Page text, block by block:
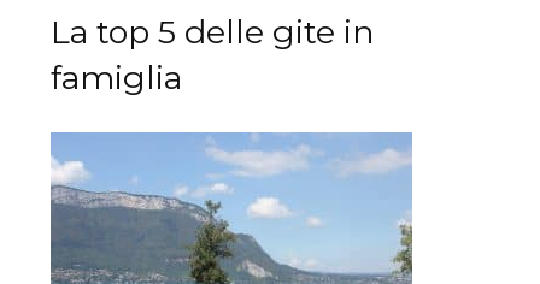
La top 5 delle gite in
famiglia